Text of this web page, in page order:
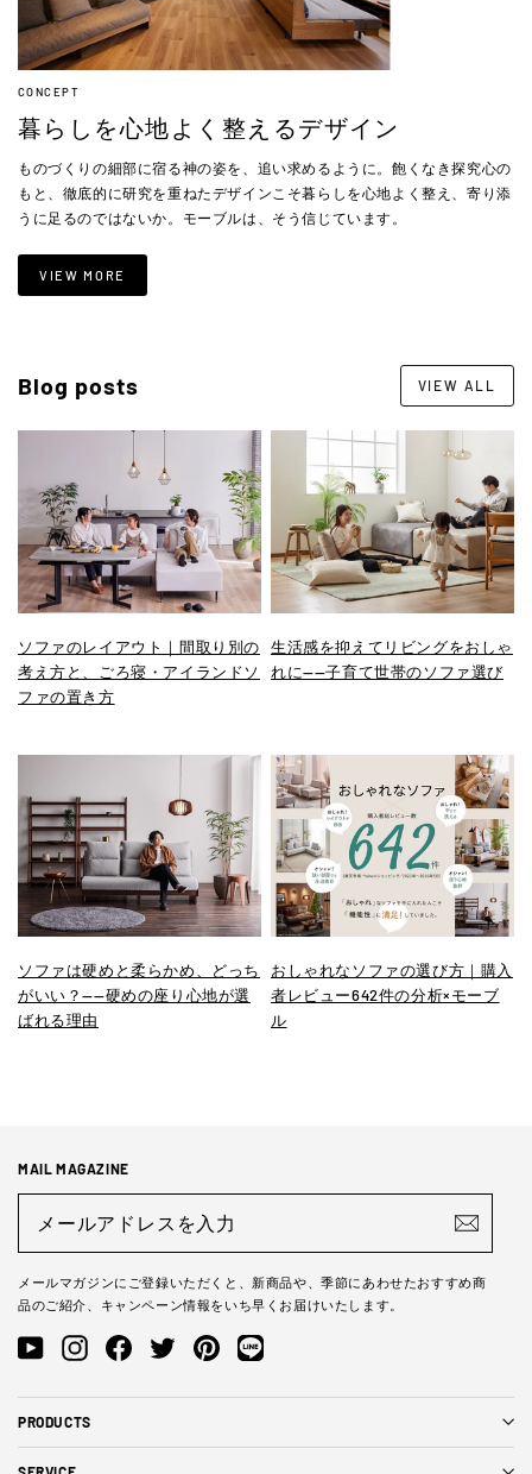
CONCEPT
暮らしを心地よく整えるデザイン
ものづくりの細部に宿る神の姿を、追い求めるように。飽くなき探究心の
もと、徹底的に研究を重ねたデザインこそ暮らしを心地よく整え、寄り添
うに足るのではないか。モーブルは、そう信じています。
VIEW MORE
Blog posts VIEW ALL
ソファのレイアウト｜間取り別の
考え方と、ごろ寝・アイランドソ
ファの置き方
生活感を抑えてリビングをおしゃ
れに——子育て世帯のソファ選び
ソファは硬めと柔らかめ、どっち
がいい？——硬めの座り心地が選
ばれる理由
おしゃれなソファの選び方｜購入
者レビュー642件の分析×モーブ
ル
MAIL MAGAZINE
ア
レ
ス
入
力
メールマガジンにご登録いただくと、新商品や、季節にあわせたおすすめ商
品のご紹介、キャンペーン情報をいち早くお届けいたします。
YouTube InstagramFacebookTwitter Pinterest
PRODUCTS